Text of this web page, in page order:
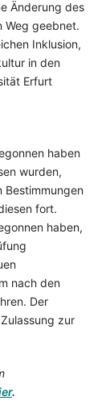
Änderung des
Weg geebnet.
Inklusion,
in den
Erfurt
haben
wurden,
Bestimmungen
fort.
haben,
nach den
Der
zur
.